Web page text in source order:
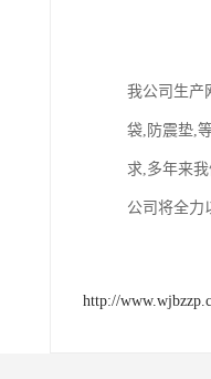
我公司生产
袋,防震垫,
求,多年来
公司将全力
http://